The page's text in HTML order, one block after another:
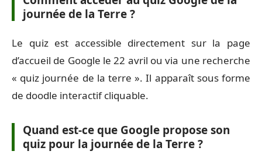
journée de la Terre ?
Le quiz est accessible directement sur la page
d’accueil de Google le 22 avril ou via une recherche
« quiz journée de la terre ». Il apparaît sous forme
de doodle interactif cliquable.
Quand est-ce que Google propose son
quiz pour la journée de la Terre ?